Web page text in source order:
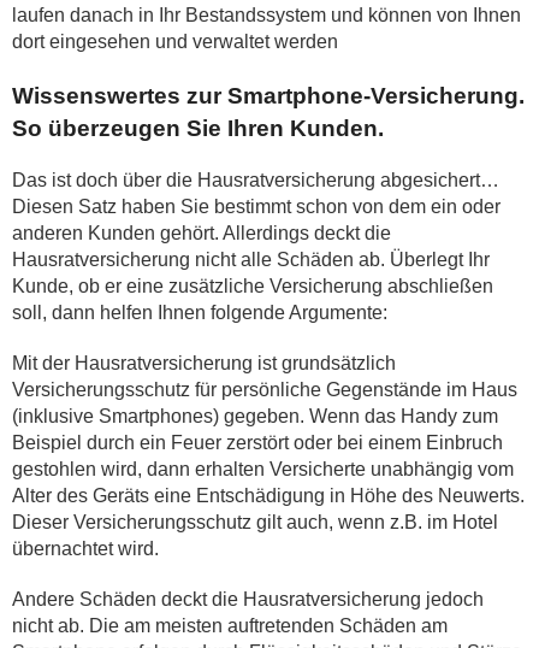
laufen danach in Ihr Bestandssystem und können von Ihnen
dort eingesehen und verwaltet werden
Wissenswertes zur Smartphone-Versicherung.
So überzeugen Sie Ihren Kunden.
Das ist doch über die Hausratversicherung abgesichert…
Diesen Satz haben Sie bestimmt schon von dem ein oder
anderen Kunden gehört. Allerdings deckt die
Hausratversicherung nicht alle Schäden ab. Überlegt Ihr
Kunde, ob er eine zusätzliche Versicherung abschließen
soll, dann helfen Ihnen folgende Argumente:
Mit der Hausratversicherung ist grundsätzlich
Versicherungsschutz für persönliche Gegenstände im Haus
(inklusive Smartphones) gegeben. Wenn das Handy zum
Beispiel durch ein Feuer zerstört oder bei einem Einbruch
gestohlen wird, dann erhalten Versicherte unabhängig vom
Alter des Geräts eine Entschädigung in Höhe des Neuwerts.
Dieser Versicherungsschutz gilt auch, wenn z.B. im Hotel
übernachtet wird.
Andere Schäden deckt die Hausratversicherung jedoch
nicht ab. Die am meisten auftretenden Schäden am